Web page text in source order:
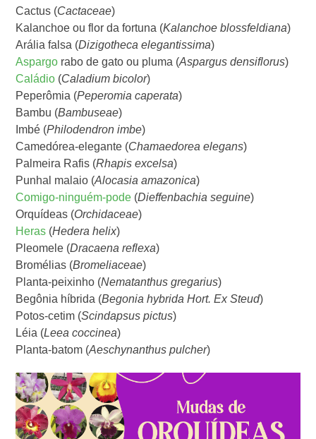
Cactus (Cactaceae)
Kalanchoe ou flor da fortuna (Kalanchoe blossfeldiana)
Arália falsa (Dizigotheca elegantissima)
Aspargo rabo de gato ou pluma (Aspargus densiflorus)
Caládio (Caladium bicolor)
Peperômia (Peperomia caperata)
Bambu (Bambuseae)
Imbé (Philodendron imbe)
Camedórea-elegante (Chamaedorea elegans)
Palmeira Rafis (Rhapis excelsa)
Punhal malaio (Alocasia amazonica)
Comigo-ninguém-pode (Dieffenbachia seguine)
Orquídeas (Orchidaceae)
Heras (Hedera helix)
Pleomele (Dracaena reflexa)
Bromélias (Bromeliaceae)
Planta-peixinho (Nematanthus gregarius)
Begônia híbrida (Begonia hybrida Hort. Ex Steud)
Potos-cetim (Scindapsus pictus)
Léia (Leea coccinea)
Planta-batom (Aeschynanthus pulcher)